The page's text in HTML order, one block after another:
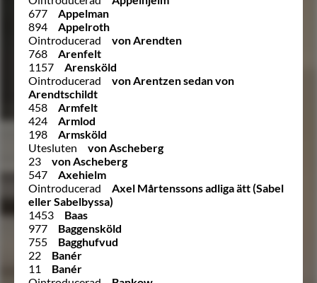
677
Appelman
894
Appelroth
Ointroducerad
von Arendten
768
Arenfelt
1157
Arensköld
Ointroducerad
von Arentzen sedan von
Arendtschildt
458
Armfelt
424
Armlod
198
Armsköld
Utesluten
von Ascheberg
23
von Ascheberg
547
Axehielm
Ointroducerad
Axel Mårtenssons adliga ätt (Sabel
eller Sabelbyssa)
1453
Baas
977
Baggensköld
755
Bagghufvud
22
Banér
11
Banér